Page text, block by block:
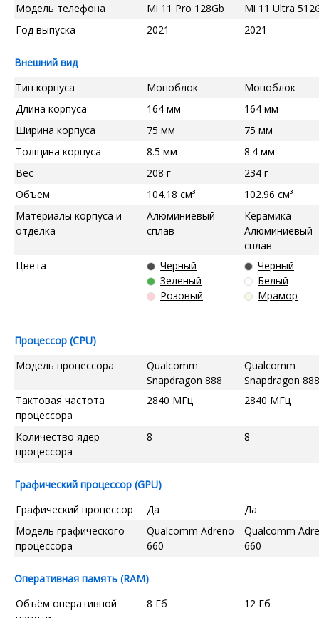
Модель телефона
Mi 11 Pro 128Gb
Mi 11 Ultra
Год выпуска
2021 2021
Внешний вид
Тип корпуса
Моноблок
Моноблок
Длина корпуса
164 мм
164 мм
Ширина корпуса
75 мм
75 мм
Толщина корпуса
8.5 мм
8.4 мм
Вес
208 г
234 г
Объем
104.18 см³
102.96 см³
Материалы корпуса и
отделка
Алюминиевый
сплав
Керамика
Алюминиевый
сплав
Цвета
Черный
Зеленый
Розовый
Черный
Белый
Мрамор
Процессор (CPU)
Модель процессора
Qualcomm
Snapdragon 888
Qualcomm
Snapdragon 888
Тактовая частота
процессора
2840 МГц 2840 МГц
Количество ядер
процессора
8 8
Графический процессор (GPU)
Графический процессор
Да
Да
Модель графического
процессора
Qualcomm Adreno
660
Qualcomm
660
Оперативная память (RAM)
Объём оперативной
8 Гб 12 Гб